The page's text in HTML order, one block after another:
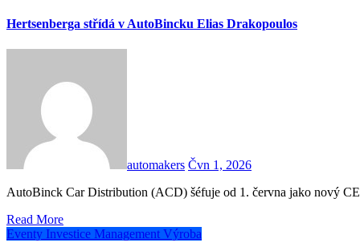
Hertsenberga střídá v AutoBincku Elias Drakopoulos
automakers Čvn 1, 2026
AutoBinck Car Distribution (ACD) šéfuje od 1. června jako nový
Read More
Eventy Investice Management Výroba